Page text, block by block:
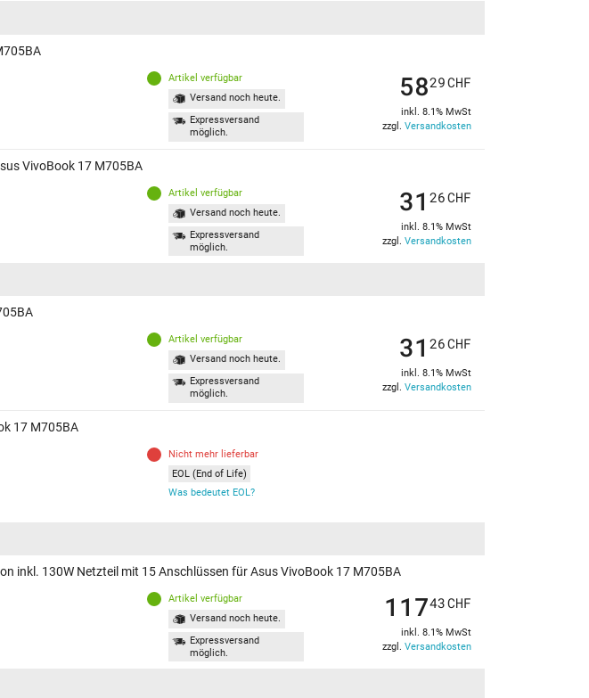
Artikel verfügbar
Versand noch heute.
Expressversand
möglich.
5829CHF
inkl. 8.1% MwSt
zzgl. Versandkosten
VivoBook 17 M705BA
Artikel verfügbar
Versand noch heute.
Expressversand
möglich.
3126CHF
inkl. 8.1% MwSt
zzgl. Versandkosten
Artikel verfügbar
Versand noch heute.
Expressversand
möglich.
3126CHF
inkl. 8.1% MwSt
zzgl. Versandkosten
17 M705BA
Nicht mehr lieferbar
EOL (End of Life)
Was bedeutet EOL?
inkl. 130W Netzteil mit 15 Anschlüssen für Asus VivoBook 17 M705BA
Artikel verfügbar
Versand noch heute.
Expressversand
möglich.
11743CHF
inkl. 8.1% MwSt
zzgl. Versandkosten